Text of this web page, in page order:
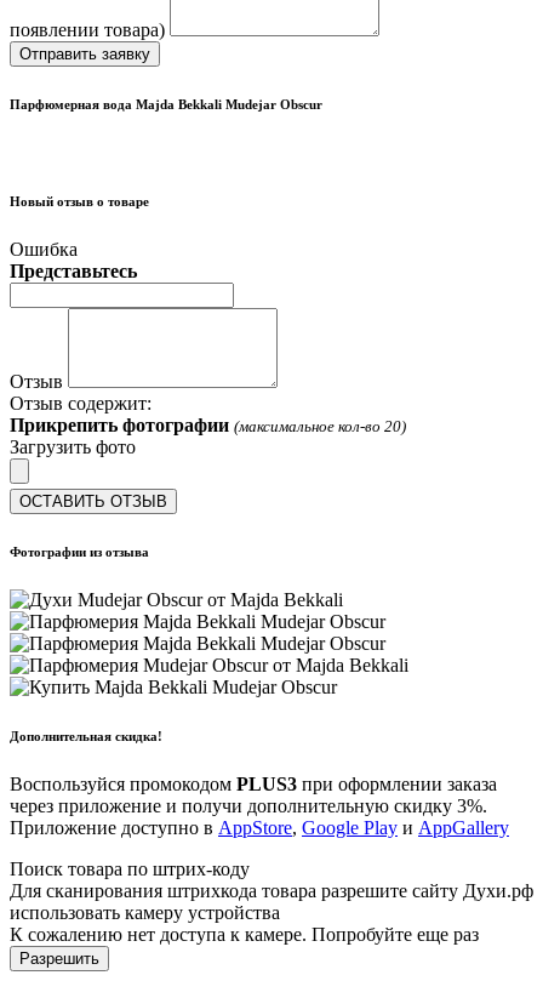
появлении товара)
Отправить заявку
Парфюмерная вода Majda Bekkali Mudejar Obscur
Новый отзыв о товаре
Ошибка
Представьтесь
Отзыв
Отзыв содержит:
Прикрепить фотографии (максимальное кол-во 20)
Загрузить фото
ОСТАВИТЬ ОТЗЫВ
Фотографии из отзыва
Дополнительная скидка!
Воспользуйся промокодом PLUS3 при оформлении заказа
через приложение и получи дополнительную скидку 3%.
Приложение доступно в AppStore, Google Play и AppGallery
Поиск товара по штрих-коду
Для сканирования штрихкода товара разрешите сайту Духи.рф
использовать камеру устройства
К сожалению нет доступа к камере. Попробуйте еще раз
Разрешить